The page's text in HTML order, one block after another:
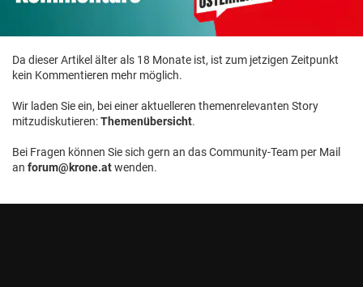
Da dieser Artikel älter als 18 Monate ist, ist zum jetzigen Zeitpunkt
kein Kommentieren mehr möglich.
Wir laden Sie ein, bei einer aktuelleren themenrelevanten Story
mitzudiskutieren:Themenübersicht.
Bei Fragen können Sie sich gern an das Community-Team per Mail
an forum@krone.atwenden.